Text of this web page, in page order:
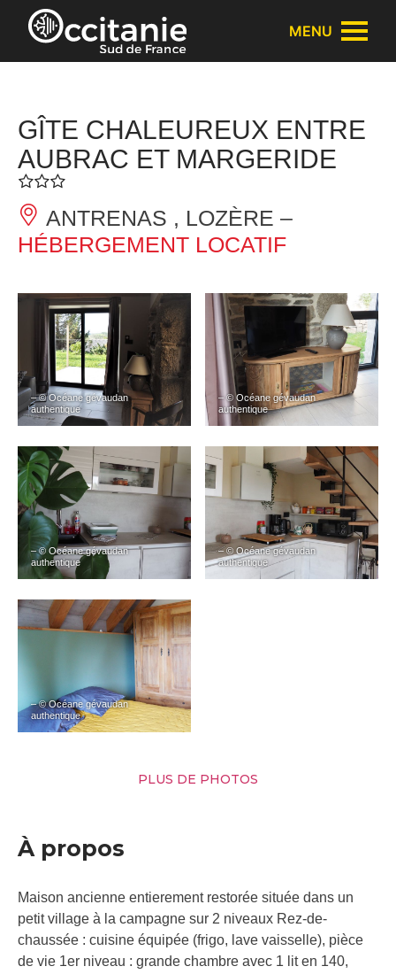
Panneau de gestion des cookies
MENU
GÎTE CHALEUREUX ENTRE
AUBRAC ET MARGERIDE
ANTRENAS , LOZÈRE –
HÉBERGEMENT LOCATIF
– © Océane gévaudan
authentique
– © Océane gévaudan
authentique
– © Océane gévaudan
authentique
– © Océane gévaudan
authentique
– © Océane gévaudan
authentique
PLUS DE PHOTOS
À propos
Maison ancienne entierement restorée située dans un
petit village à la campagne sur 2 niveaux Rez-de-
chaussée : cuisine équipée (frigo, lave vaisselle), pièce
de vie 1er niveau : grande chambre avec 1 lit en 140,